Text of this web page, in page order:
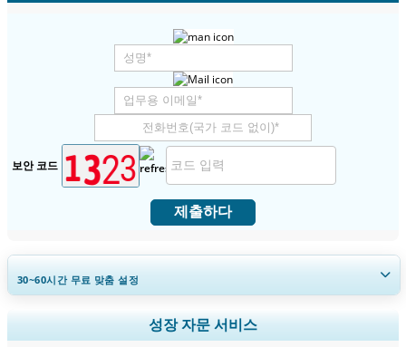
보안 코드
제출하다
30~60시간무료 맞춤 설정
지역 및 국가 범위 확장, 세그먼트 분석, 기업 프로필, 경쟁 벤치마킹, 및 최
종 사용자 인사이트.
성장 자문 서비스